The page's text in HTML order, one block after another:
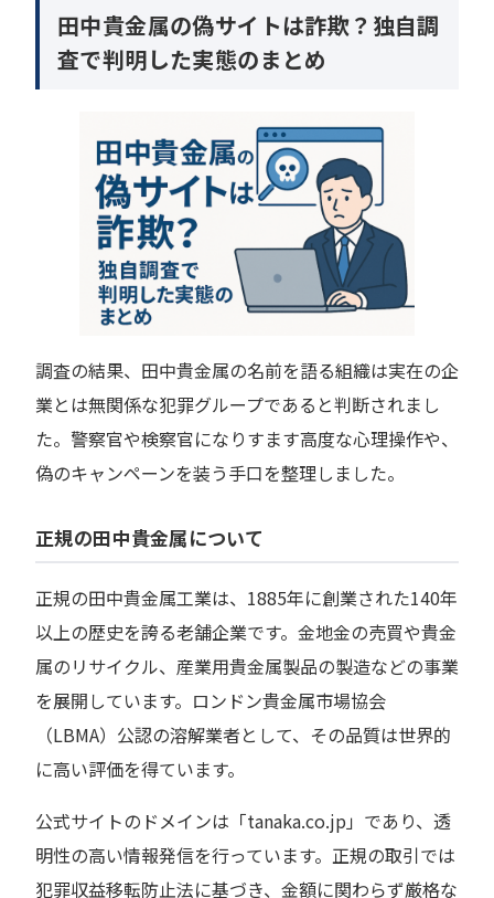
LINEでの個別対応を強要する
田中貴金属の偽サイトの口コミや評判には注意喚
田中貴金属の偽サイトについてX（旧Twitter）での口
コミや評判
田中貴金属の偽サイトについて掲示板での口コミや評
判
田中貴金属の偽サイトについてYahoo!知恵袋での口コ
ミや評判
田中貴金属の偽サイトは詐欺？独自調
査で判明した実態のまとめ
調査の結果、田中貴金属の名前を語る組織は実在の企
業とは無関係な犯罪グループであると判断されまし
た。警察官や検察官になりすます高度な心理操作や、
偽のキャンペーンを装う手口を整理しました。
正規の田中貴金属について
正規の田中貴金属工業は、1885年に創業された140年
以上の歴史を誇る老舗企業です。金地金の売買や貴金
属のリサイクル、産業用貴金属製品の製造などの事業
を展開しています。ロンドン貴金属市場協会
（LBMA）公認の溶解業者として、その品質は世界的
に高い評価を得ています。
公式サイトのドメインは「tanaka.co.jp」であり、透
明性の高い情報発信を行っています。正規の取引では
犯罪収益移転防止法に基づき、金額に関わらず厳格な